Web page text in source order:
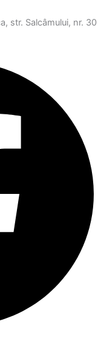
str. Salcâmului, nr. 30